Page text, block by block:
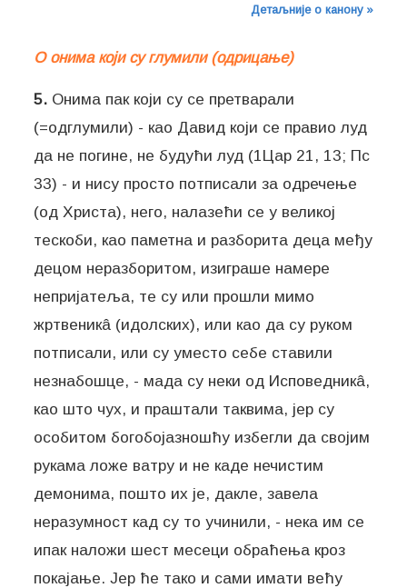
Детаљније о канону »
О онима који су глумили (одрицање)
5. Онима пак који су се претварали
(=одглумили) - као Давид који се правио луд
да не погине, не будући луд (1Цар 21, 13; Пс
33) - и нису просто потписали за одречење
(од Христа), него, налазећи се у великој
тескоби, као паметна и разборита деца међу
децом неразборитом, изиграше намере
непријатеља, те су или прошли мимо
жртвеникâ (идолских), или као да су руком
потписали, или су уместо себе ставили
незнабошце, - мада су неки од Исповедникâ,
као што чух, и праштали таквима, јер су
особитом богобојазношћу избегли да својим
рукама ложе ватру и не каде нечистим
демонима, пошто их је, дакле, завела
неразумност кад су то учинили, - нека им се
ипак наложи шест месеци обраћења кроз
покајање. Јер ће тако и сами имати већу